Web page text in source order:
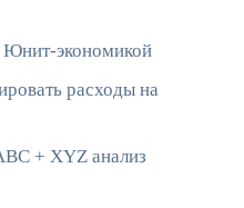
Юнит-экономикой
расходы на
+ XYZ анализ